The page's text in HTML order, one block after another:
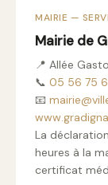
MAIRIE —
Mairie de
📍 Allée
📞 05 56 75
📧
La
heures à la
certificat